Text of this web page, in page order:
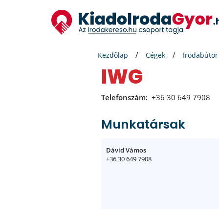
Kezdőlap Cégek Irodabútor
IWG
Telefonszám: +36 30 649 7908
Munkatársak
Dávid Vámos
+36 30 649 7908